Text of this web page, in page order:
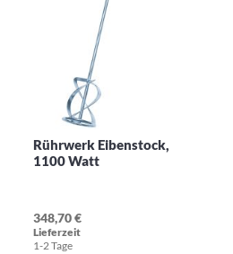
Rührwerk Eibenstock,
1100 Watt
348,70 €
Lieferzeit
1-2 Tage